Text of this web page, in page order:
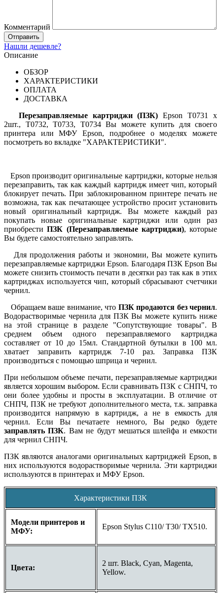
Комментарий
Нашли дешевле?
Описание
ОБЗОР
ХАРАКТЕРИСТИКИ
ОПЛАТА
ДОСТАВКА
Перезаправляемые картриджи (ПЗК) EpsonT0731 x
2шт., T0732, T0733, T0734 Вы можете купить для своего
принтера или МФУ Epson, подробнее о моделях можете
посмотреть во вкладке "ХАРАКТЕРИСТИКИ".
Epson производит оригинальные картриджи, которые нельзя
перезаправить, так как каждый картридж имеет чип, который
блокирует печать. При заблокированном принтере печать не
возможна, так как печатающее устройство просит установить
новый оригинальный картридж. Вы можете каждый раз
покупать новые оригинальные картриджи или один раз
приобрести ПЗК (Перезаправляемые картриджи), которые
Вы будете самостоятельно заправлять.
Для продолжения работы и экономии, Вы можете купить
перезаправляемые картриджи Epson. Благодаря ПЗК Epson Вы
можете снизить стоимость печати в десятки раз так как в этих
картриджах используется чип, который сбрасывают счетчики
чернил.
Обращаем ваше внимание, что ПЗК продаются без чернил.
Водорастворимые чернила для ПЗК Вы можете купить ниже
на этой странице в разделе "Сопутствующие товары". В
среднем объем одного перезаправляемого картриджа
составляет от 10 до 15мл. Стандартной бутылки в 100 мл.
хватает заправить картридж 7-10 раз. Заправка ПЗК
производиться с помощью шприца и чернил.
При небольшом объеме печати, перезаправляемые картриджи
является хорошим выбором. Если сравнивать ПЗК с СНПЧ, то
они более удобны и просты в эксплуатации. В отличие от
СНПЧ, ПЗК не требуют дополнительного места, т.к. заправка
производится напрямую в картридж, а не в емкость для
чернил. Если Вы печатаете немного, Вы редко будете
заправлять ПЗК. Вам не будут мешаться шлейфа и емкости
для чернил СНПЧ.
ПЗК являются аналогами оригинальных картриджей Epson, в
них используются водорастворимые чернила. Эти картриджи
используются в принтерах и МФУ Epson.
Характеристики ПЗК
Модели принтеров и
МФУ:
Epson Stylus C110/ T30/ TX510.
Цвета:
2 шт. Black, Cyan, Magenta,
Yellow.